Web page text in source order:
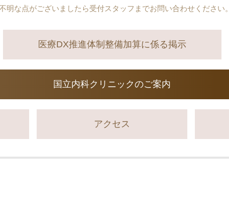
明な点がございましたら受付スタッフまでお問い合わせください。
医療DX推進体制整備加算に係る掲示
国立内科クリニックのご案内
アクセス